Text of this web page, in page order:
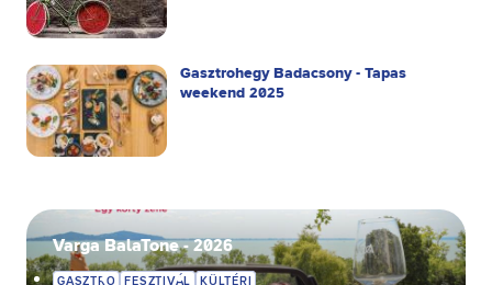
Gasztrohegy Badacsony - Tapas
weekend 2025
Varga BalaTone - 2026
GASZTRO FESZTIVÁL KÜLTÉRI